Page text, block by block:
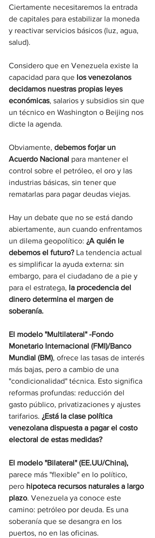
Ciertamente necesitaremos la entrada
de capitales para estabilizar la moneda
y reactivar servicios básicos (luz, agua,
salud).
Considero que en Venezuela existe la
capacidad para que los venezolanos
decidamos nuestras propias leyes
económicas, salarios y subsidios sin que
un técnico en Washington o Beijing nos
dicte la agenda.
Obviamente, debemos forjar un
Acuerdo Nacional para mantener el
control sobre el petróleo, el oro y las
industrias básicas, sin tener que
rematarlas para pagar deudas viejas.
Hay un debate que no se está dando
abiertamente, aun cuando enfrentamos
un dilema geopolítico: ¿A quién le
debemos el futuro? La tendencia actual
es simplificar la ayuda externa: sin
embargo, para el ciudadano de a pie y
para el estratega, la procedencia del
dinero determina el margen de
soberanía.
El modelo "Multilateral" -Fondo
Monetario Internacional (FMI)/Banco
Mundial (BM), ofrece las tasas de interés
más bajas, pero a cambio de una
"condicionalidad" técnica. Esto significa
reformas profundas: reducción del
gasto público, privatizaciones y ajustes
tarifarios. ¿Está la clase política
venezolana dispuesta a pagar el costo
electoral de estas medidas?
El modelo "Bilateral" (EE.UU/China),
parece más "flexible" en lo político,
pero hipoteca recursos naturales a largo
plazo. Venezuela ya conoce este
camino: petróleo por deuda. Es una
soberanía que se desangra en los
puertos, no en las oficinas.